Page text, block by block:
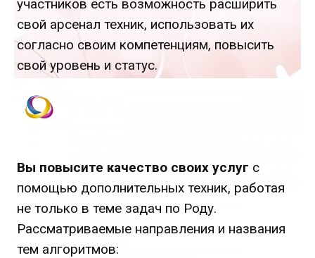
участников есть возможность расширить
свой арсенал техник, использовать их
согласно своим компетенциям, повысить
свой уровень и статус.
Вы повысите качество своих услуг с
помощью дополнительных техник, работая
не только в теме задач по Роду.
Рассматриваемые направления и названия
тем алгоритмов: